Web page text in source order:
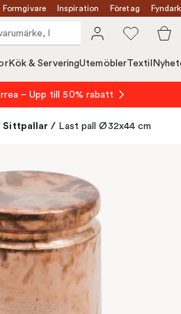
Formgivare Inspiration Företag
Kök & ServeringUtemöblerTextil
– Upp till 50% rabatt
Sittpallar / Last pall Ø32x44 cm